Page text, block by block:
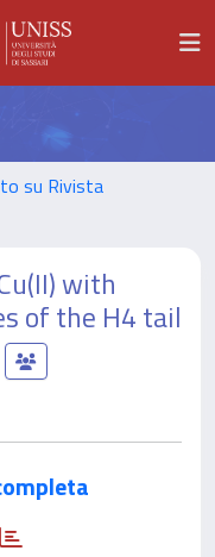
su Rivista
with
of the H4 tail